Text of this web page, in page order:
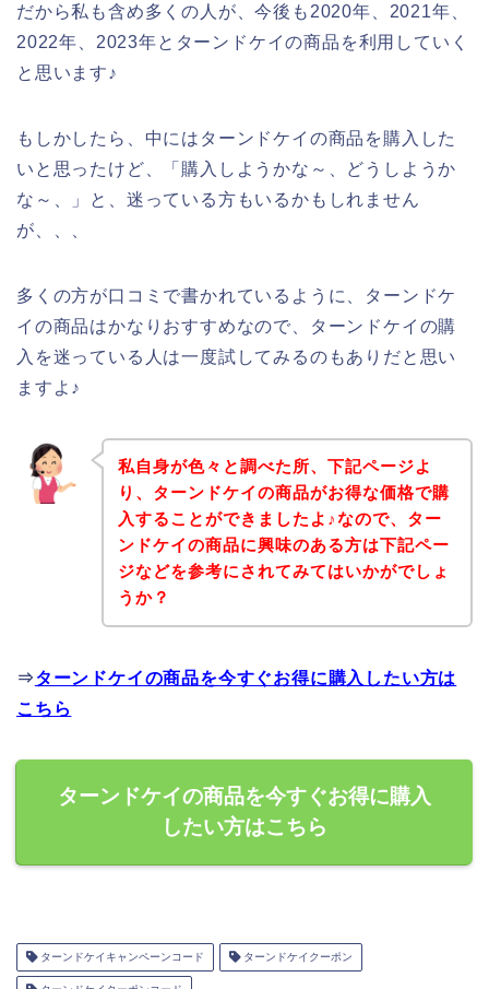
だから私も含め多くの人が、今後も2020年、2021年、
2022年、2023年とターンドケイの商品を利用していく
と思います♪
もしかしたら、中にはターンドケイの商品を購入した
いと思ったけど、「購入しようかな～、どうしようか
な～、」と、迷っている方もいるかもしれません
が、、、
多くの方が口コミで書かれているように、ターンドケ
イの商品はかなりおすすめなので、ターンドケイの購
入を迷っている人は一度試してみるのもありだと思い
ますよ♪
私自身が色々と調べた所、下記ページよ
り、ターンドケイの商品がお得な価格で購
入することができましたよ♪なので、ター
ンドケイの商品に興味のある方は下記ペー
ジなどを参考にされてみてはいかがでしょ
うか？
⇒ターンドケイの商品を今すぐお得に購入したい方は
こちら
ターンドケイの商品を今すぐお得に購入
したい方はこちら
ターンドケイキャンペーンコード ターンドケイクーポン